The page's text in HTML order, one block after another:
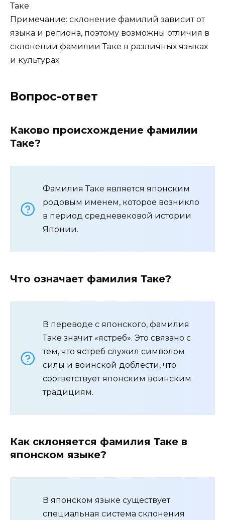
Таке
Примечание: склонение фамилий зависит от
языка и региона, поэтому возможны отличия в
склонении фамилии Таке в различных языках
и культурах.
Вопрос-ответ
Каково происхождение фамилии
Таке?
Фамилия Таке является японским
родовым именем, которое возникло
в период средневековой истории
Японии.
Что означает фамилия Таке?
В переводе с японского, фамилия
Таке значит «ястреб». Это связано с
тем, что ястреб служил символом
силы и воинской доблести, что
соответствует японским воинским
традициям.
Как склоняется фамилия Таке в
японском языке?
В японском языке существует
специальная система склонения